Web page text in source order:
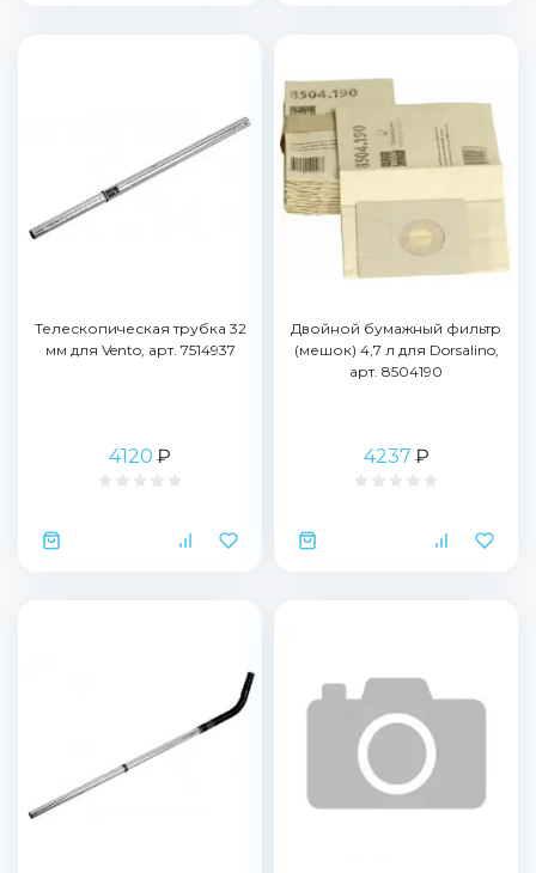
Телескопическая трубка 32
мм для Vento, арт. 7514937
4120 ₽
Двойной бумажный фильтр
(мешок) 4,7 л для Dorsalino,
арт. 8504190
4237 ₽